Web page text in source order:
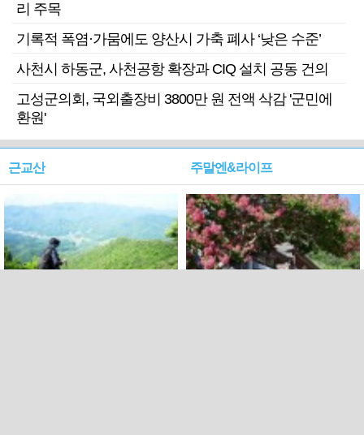
리 주목
기록적 폭염·가뭄에도 양산시 가축 폐사 ‘낮은 수준’
사천시 하동군, 사천공항 확장과 CIQ 설치 공동 건의
고성군의회, 국외출장비 3800만 원 전액 삭감 '군민에
환원'
근교산 주말엔&라이프